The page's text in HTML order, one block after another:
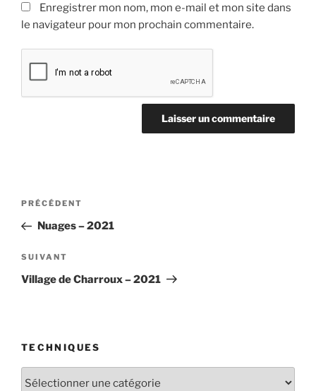
Enregistrer mon nom, mon e-mail et mon site dans
le navigateur pour mon prochain commentaire.
Navigation
l’article
Article
précédent
PRÉCÉDENT
Nuages – 2021
Article
suivant
SUIVANT
Village de Charroux – 2021
TECHNIQUES